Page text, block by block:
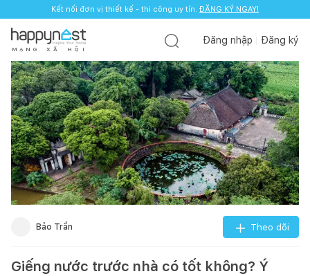
Kết nối đơn vị thiết kế - thi công uy tín. ĐĂNG KÝ NGAY!
M Ạ N G X Ã H Ộ I
Đăng nhập Đăng ký
Bảo Trần Theo dõi
Giếng nước trước nhà có tốt không? Ý